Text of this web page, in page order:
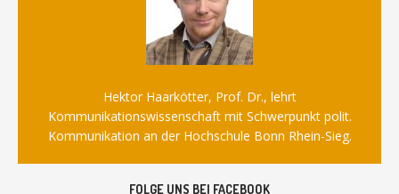
Hektor Haarkötter, Prof. Dr., lehrt
Kommunikationswissenschaft mit Schwerpunkt polit.
Kommunikation an der Hochschule Bonn Rhein-Sieg.
FOLGE UNS BEI FACEBOOK